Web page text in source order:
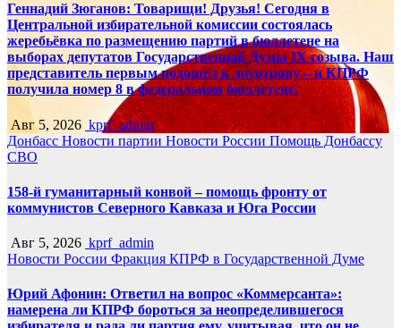
Геннадий Зюганов: Товарищи! Друзья! Сегодня в
Центральной избирательной комиссии состоялась
жеребьёвка по размещению партий в бюллетене на
выборах депутатов Государственной Думы IX созыва. Наш
представитель первым подошёл к лототрону – и КПРФ
получила номер 8 в федеральном бюллетене.
Авг 5, 2026 kprf_admin
Донбасс Новости партии Новости России Помощь Донбассу
СВО
158-й гуманитарный конвой – помощь фронту от
коммунистов Северного Кавказа и Юга России
Авг 5, 2026 kprf_admin
Новости России Фракция КПРФ в Государственной Думе
Юрий Афонин: Ответил на вопрос «Коммерсанта»:
намерена ли КПРФ бороться за неопределившегося